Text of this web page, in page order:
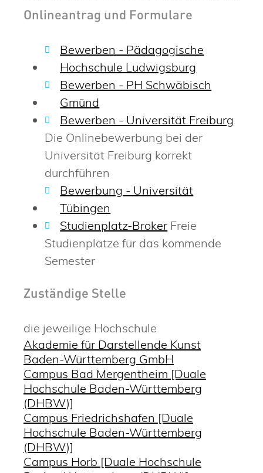
Onlineantrag und Formulare
Bewerben - Pädagogische
Hochschule Ludwigsburg
Bewerben - PH Schwäbisch
Gmünd
Bewerben - Universität Freiburg
Die Onlinebewerbung bei der
Universität Freiburg korrekt
durchführen
Bewerbung - Universität
Tübingen
Studienplatz-Broker Freie
Studienplätze für das kommende
Semester
Zuständige Stelle
die jeweilige Hochschule
Akademie für Darstellende Kunst
Baden-Württemberg GmbH
Campus Bad Mergentheim [Duale
Hochschule Baden-Württemberg
(DHBW)]
Campus Friedrichshafen [Duale
Hochschule Baden-Württemberg
(DHBW)]
Campus Horb [Duale Hochschule